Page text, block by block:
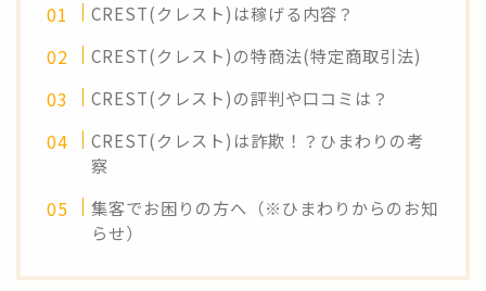
CREST(クレスト)は稼げる内容？
CREST(クレスト)の特商法(特定商取引法)
CREST(クレスト)の評判や口コミは？
CREST(クレスト)は詐欺！？ひまわりの考
察
集客でお困りの方へ（※ひまわりからのお知
らせ）